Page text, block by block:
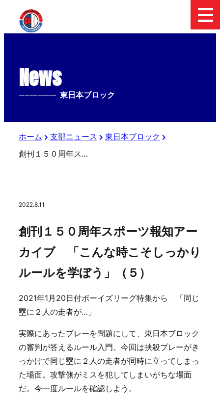
News
-------------- 東日本ブロック
ホーム 支部ニュース
東日本ブロック
創刊１５０周年スポーツ報知アーカイブ 「こんな時こそしっかりルールを学ぼう」（５）
2022.8.11
創刊１５０周年スポーツ報知アー
カイブ 「こんな時こそしっかり
ルールを学ぼう」（５）
2021年1月20日付ボーイズリーグ特集から 「同じ
塁に２人の走者が…」
実際にあったプレーを問題にして、東日本ブロック
の審判が答えるルール入門。今回は挟殺プレーがき
っかけで同じ塁に２人の走者が同時に立ってしまっ
た場面。攻撃側がミスを犯してしまいがちな場面
だ。今一度ルールを確認しよう。